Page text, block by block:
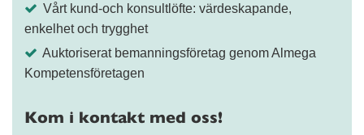
Vårt kund-och konsultlöfte: värdeskapande,
enkelhet och trygghet
Auktoriserat bemanningsföretag genom Almega
Kompetensföretagen
Kom i kontakt med oss!